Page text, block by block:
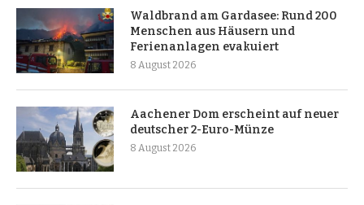
Waldbrand am Gardasee: Rund 200
Menschen aus Häusern und
Ferienanlagen evakuiert
8 August 2026
Aachener Dom erscheint auf neuer
deutscher 2-Euro-Münze
8 August 2026